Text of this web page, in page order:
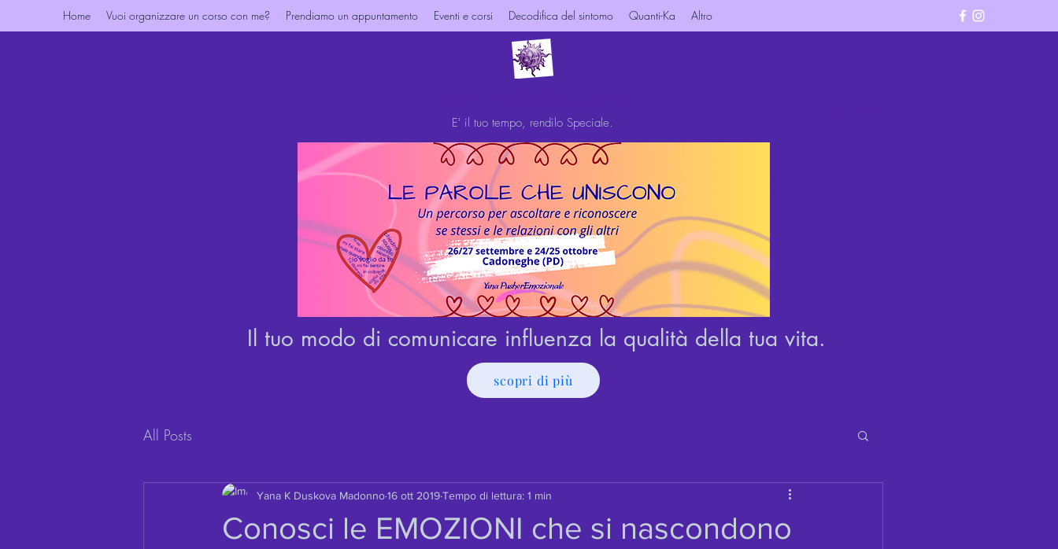
Home Vuoi organizzare un corso con me? Prendiamo un appuntamento Eventi e corsi Decodifica del sintomo Quanti-Ka Altro
E' il tuo tempo, rendilo Speciale.
Il tuo modo di comunicare influenza la qualità della tua vita.
scopri di più
All Posts
Conosci le EMOZIONI che si nascondono
Yana K Duskova Madonno16 ott 2019Tempo di lettura: 1 min